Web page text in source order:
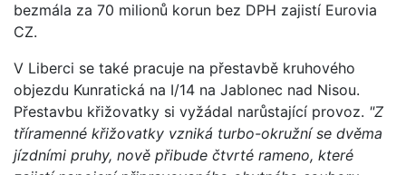
bezmála za 70 milionů korun bez DPH zajistí Eurovia
CZ.
V Liberci se také pracuje na přestavbě kruhového
objezdu Kunratická na I/14 na Jablonec nad Nisou.
Přestavbu křižovatky si vyžádal narůstající provoz. "Z
tříramenné křižovatky vzniká turbo-okružní se dvěma
jízdními pruhy, nově přibude čtvrté rameno, které